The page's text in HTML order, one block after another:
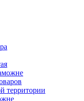
территории